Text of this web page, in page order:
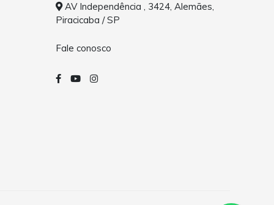
AV Independência , 3424, Alemães,
Piracicaba / SP
Fale conosco